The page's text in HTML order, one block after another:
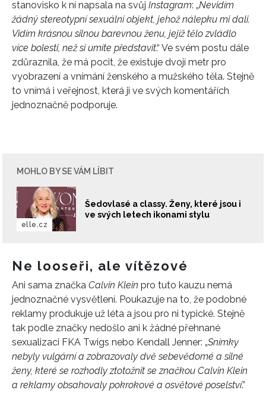
INFORMACE
stanovisko k ní napsala na svůj Instagram: „Nevidím
žádný stereotypní sexuální objekt, jehož nálepku mi dali.
Vidím krásnou silnou barevnou ženu, jejíž tělo zvládlo
více bolesti, než si umíte představit.“ Ve svém postu dále
zdůraznila, že má pocit, že existuje dvojí metr pro
vyobrazení a vnímání ženského a mužského těla. Stejně
to vnímá i veřejnost, která ji ve svých komentářích
jednoznačně podporuje.
MOHLO BY SE VÁM LÍBIT
Šedovlasé a classy. Ženy, které jsou i
ve svých letech ikonami stylu
elle.cz
Ne looseři, ale vítězové
Ani sama značka Calvin Klein pro tuto kauzu nemá
jednoznačné vysvětlení. Poukazuje na to, že podobné
reklamy produkuje už léta a jsou pro ni typické. Stejně
tak podle značky nedošlo ani k žádné přehnané
sexualizaci FKA Twigs nebo Kendall Jenner: „Snímky
nebyly vulgární a zobrazovaly dvě sebevědomé a silné
ženy, které se rozhodly ztotožnit se značkou Calvin Klein
a reklamy obsahovaly pokrokové a osvětové poselství.”